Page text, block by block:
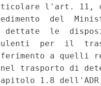
l'art. 11,
del
dettate  le
per  il
a quelli
trasporto di
1.8